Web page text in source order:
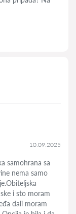
10.09.2025
samohrana sa
nema samo
i sto moram
dali moram